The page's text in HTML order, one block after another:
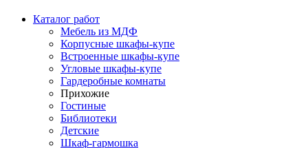
Каталог работ
Мебель из МДФ
Корпусные шкафы-купе
Встроенные шкафы-купе
Угловые шкафы-купе
Гардеробные комнаты
Прихожие
Гостиные
Библиотеки
Детские
Шкаф-гармошка